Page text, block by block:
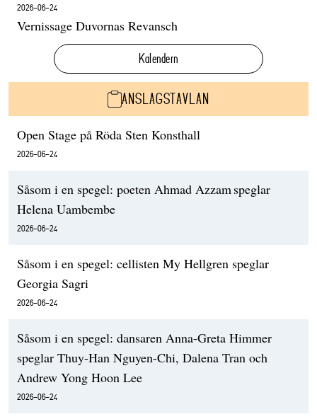
2026-06-24
Vernissage Duvornas Revansch
Kalendern
ANSLAGSTAVLAN
Open Stage på Röda Sten Konsthall
2026-06-24
Såsom i en spegel: poeten Ahmad Azzam speglar
Helena Uambembe
2026-06-24
Såsom i en spegel: cellisten My Hellgren speglar
Georgia Sagri
2026-06-24
Såsom i en spegel: dansaren Anna-Greta Himmer
speglar Thuy-Han Nguyen-Chi, Dalena Tran och
Andrew Yong Hoon Lee
2026-06-24